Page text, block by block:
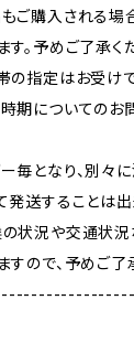
ご購入される場
。予めご了承く
の指定はお受けで
期についてのお
毎となり、別々
発送することは出
状況や交通状況
ので、予めご了